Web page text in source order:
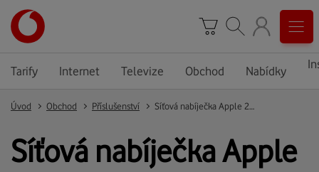
Tarify Internet Televize Obchod Nabídky
Úvod Obchod Příslušenství Síťová nabíječka Apple 20W USB-C bílá
Síťová nabíječka Apple